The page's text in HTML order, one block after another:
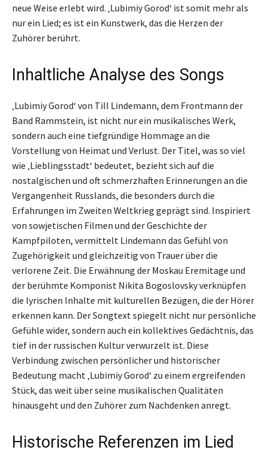
neue Weise erlebt wird. ‚Lubimiy Gorod‘ ist somit mehr als
nur ein Lied; es ist ein Kunstwerk, das die Herzen der
Zuhörer berührt.
Inhaltliche Analyse des Songs
‚Lubimiy Gorod‘ von Till Lindemann, dem Frontmann der
Band Rammstein, ist nicht nur ein musikalisches Werk,
sondern auch eine tiefgründige Hommage an die
Vorstellung von Heimat und Verlust. Der Titel, was so viel
wie ‚Lieblingsstadt‘ bedeutet, bezieht sich auf die
nostalgischen und oft schmerzhaften Erinnerungen an die
Vergangenheit Russlands, die besonders durch die
Erfahrungen im Zweiten Weltkrieg geprägt sind. Inspiriert
von sowjetischen Filmen und der Geschichte der
Kampfpiloten, vermittelt Lindemann das Gefühl von
Zugehörigkeit und gleichzeitig von Trauer über die
verlorene Zeit. Die Erwähnung der Moskau Eremitage und
der berühmte Komponist Nikita Bogoslovsky verknüpfen
die lyrischen Inhalte mit kulturellen Bezügen, die der Hörer
erkennen kann. Der Songtext spiegelt nicht nur persönliche
Gefühle wider, sondern auch ein kollektives Gedächtnis, das
tief in der russischen Kultur verwurzelt ist. Diese
Verbindung zwischen persönlicher und historischer
Bedeutung macht ‚Lubimiy Gorod‘ zu einem ergreifenden
Stück, das weit über seine musikalischen Qualitäten
hinausgeht und den Zuhörer zum Nachdenken anregt.
Historische Referenzen im Lied